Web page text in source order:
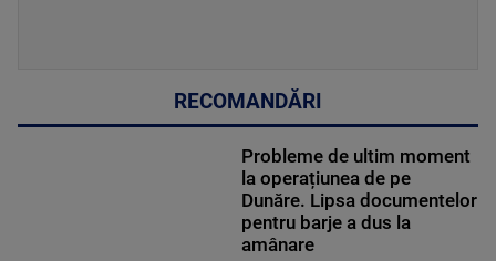
RECOMANDĂRI
Probleme de ultim moment
la operațiunea de pe
Dunăre. Lipsa documentelor
pentru barje a dus la
amânare